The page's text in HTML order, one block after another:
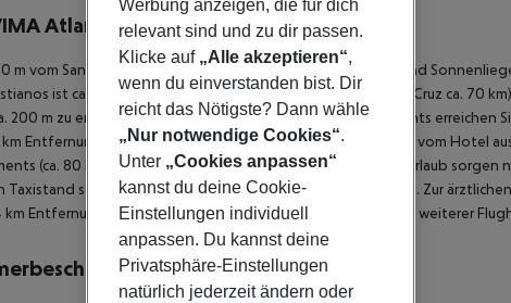
Atlantis
4
m vom Sandstrand entfernt gelegenes Hotel. Am Strand sind
ist ca. 7 km entfernt (Sta. Cruz ca. 78 km, Puerto De La Cruz ca. 70
200 m zu erreichen. Die nächstgelegenen Bars und Restaurants
km Entfernung zu finden. Folgende Sehenswürdigkeiten sind vom Hotel aus
(ca. 80 km), Siam Park und Loro Parque. Für Mobilität im Urlaub
Taxistand sowie eine Bushaltestelle in etwa 50 m Entfernung. Zur
km Entfernung. Der Flughafen (TFN) ist ca. 81 km entfernt. Ein weiterer
Werbung anzeigen, die für dich
relevant sind und zu dir passen.
Klicke auf „Alle akzeptieren“,
wenn du einverstanden bist. Dir
reicht das Nötigste? Dann wähle
„Nur notwendige Cookies“.
Unter „Cookies anpassen“
kannst du deine Cookie-
Einstellungen individuell
anpassen. Du kannst deine
Privatsphäre-Einstellungen
natürlich jederzeit ändern oder